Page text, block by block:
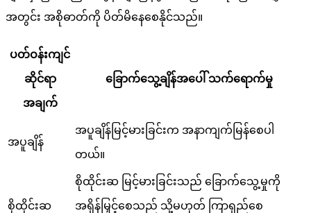
အတွင်း အစိုဓာတ်ကို ပိတ်မိနေစေနိုင်သည်။
ပတ်ဝန်းကျင်
ဆိုင်ရာ
အချက်
ခြောက်သွေ့ချိန်အပေါ် သက်ရောက်မှု
အပူချိန်
အပူချိန်မြင့်မားခြင်းက အနာကျက်မြန်စေပါ
တယ်။
စိုထိုင်းဆ
စိုထိုင်းဆ မြင့်မားခြင်းသည် ခြောက်သွေ့မှုကို
အရှိန်မြှင့်စေသည် သို့မဟုတ် ကြာရှည်စေ